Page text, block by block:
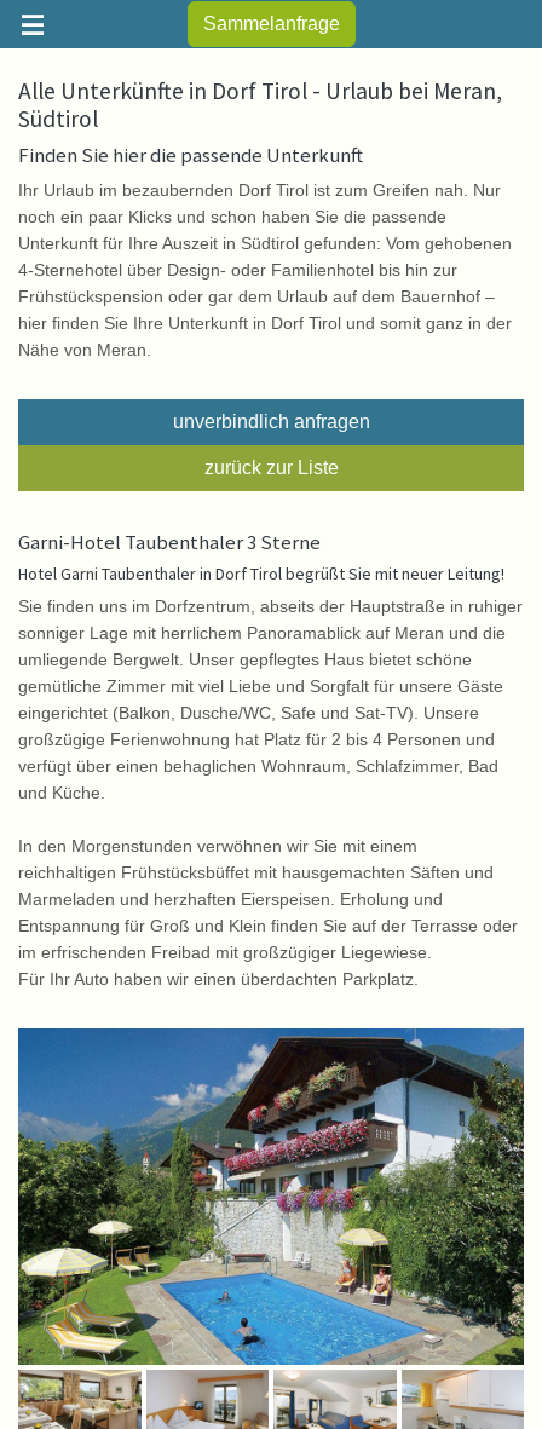
Sammelanfrage
Alle Unterkünfte in Dorf Tirol - Urlaub bei Meran,
Südtirol
Finden Sie hier die passende Unterkunft
Ihr Urlaub im bezaubernden Dorf Tirol ist zum Greifen nah. Nur
noch ein paar Klicks und schon haben Sie die passende
Unterkunft für Ihre Auszeit in Südtirol gefunden: Vom gehobenen
4-Sternehotel über Design- oder Familienhotel bis hin zur
Frühstückspension oder gar dem Urlaub auf dem Bauernhof –
hier finden Sie Ihre Unterkunft in Dorf Tirol und somit ganz in der
Nähe von Meran.
unverbindlich anfragen
zurück zur Liste
Garni-Hotel Taubenthaler 3 Sterne
Hotel Garni Taubenthaler in Dorf Tirol begrüßt Sie mit neuer Leitung!
Sie finden uns im Dorfzentrum, abseits der Hauptstraße in ruhiger
sonniger Lage mit herrlichem Panoramablick auf Meran und die
umliegende Bergwelt. Unser gepflegtes Haus bietet schöne
gemütliche Zimmer mit viel Liebe und Sorgfalt für unsere Gäste
eingerichtet (Balkon, Dusche/WC, Safe und Sat-TV). Unsere
großzügige Ferienwohnung hat Platz für 2 bis 4 Personen und
verfügt über einen behaglichen Wohnraum, Schlafzimmer, Bad
und Küche.
In den Morgenstunden verwöhnen wir Sie mit einem
reichhaltigen Frühstücksbüffet mit hausgemachten Säften und
Marmeladen und herzhaften Eierspeisen. Erholung und
Entspannung für Groß und Klein finden Sie auf der Terrasse oder
im erfrischenden Freibad mit großzügiger Liegewiese.
Für Ihr Auto haben wir einen überdachten Parkplatz.